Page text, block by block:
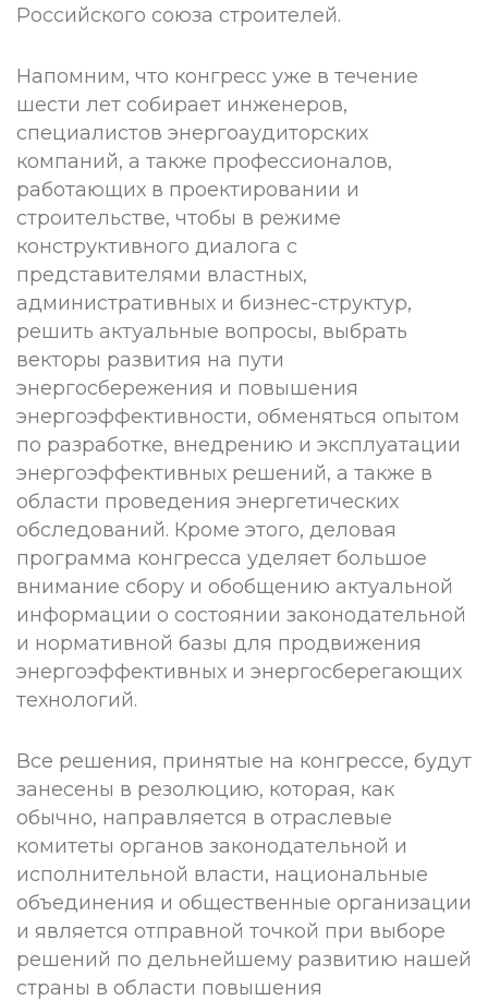
Российского союза строителей.
Напомним, что конгресс уже в течение
шести лет собирает инженеров,
специалистов энергоаудиторских
компаний, а также профессионалов,
работающих в проектировании и
строительстве, чтобы в режиме
конструктивного диалога с
представителями властных,
административных и бизнес-структур,
решить актуальные вопросы, выбрать
векторы развития на пути
энергосбережения и повышения
энергоэффективности, обменяться опытом
по разработке, внедрению и эксплуатации
энергоэффективных решений, а также в
области проведения энергетических
обследований. Кроме этого, деловая
программа конгресса уделяет большое
внимание сбору и обобщению актуальной
информации о состоянии законодательной
и нормативной базы для продвижения
энергоэффективных и энергосберегающих
технологий.
Все решения, принятые на конгрессе, будут
занесены в резолюцию, которая, как
обычно, направляется в отраслевые
комитеты органов законодательной и
исполнительной власти, национальные
объединения и общественные организации
и является отправной точкой при выборе
решений по дельнейшему развитию нашей
страны в области повышения